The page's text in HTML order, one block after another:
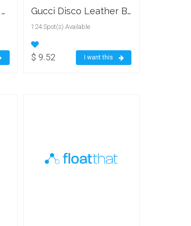
Samsung Galaxy S20 Plus Gucci Disco Leather Bag
124 Spot(s) Available
$ 9.52 I want this